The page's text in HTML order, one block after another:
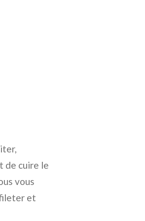
de cuire le
vous
fileter et